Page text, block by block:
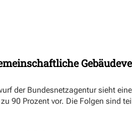
der Bundesnetzagentur sieht
90 Prozent vor. Die Folgen sind